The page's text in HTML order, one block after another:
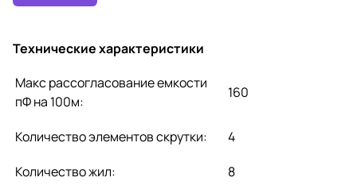
Технические характеристики
Макс рассогласование емкости
пФ на 100м:
160
Количество элементов скрутки:
4
Количество жил:
8